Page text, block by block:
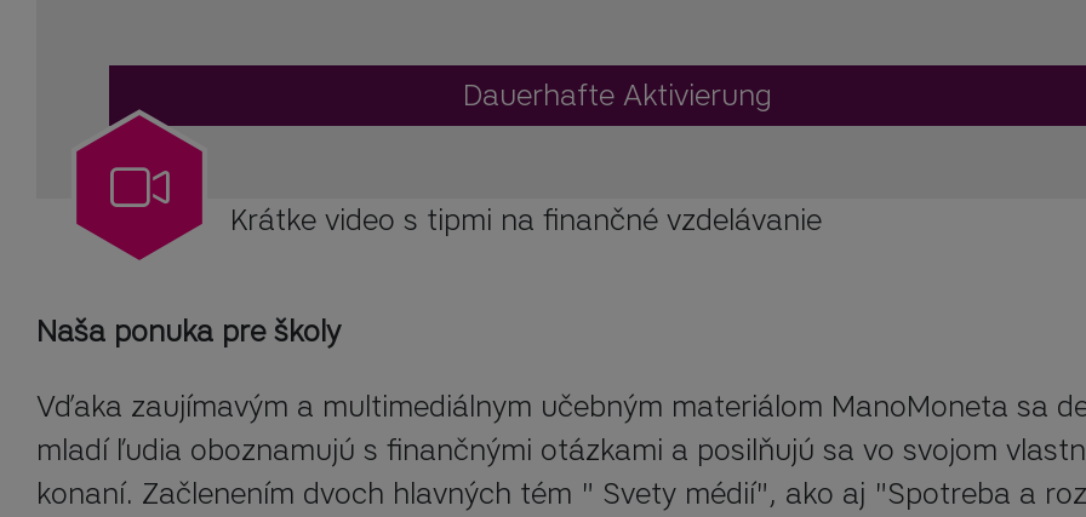
Dauerhafte Aktivierung
Krátke video s tipmi na finančné vzdelávanie
Naša ponuka pre školy
Vďaka zaujímavým a multimediálnym učebným materiálom ManoMoneta sa
mladí ľudia oboznamujú s finančnými otázkami a posilňujú sa vo svojom
konaní. Začlenením dvoch hlavných tém " Svety médií", ako aj "Spotreba a